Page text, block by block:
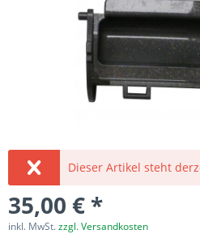
Dieser Artikel steht
35,00 € *
inkl. MwSt.zzgl. Versandkosten